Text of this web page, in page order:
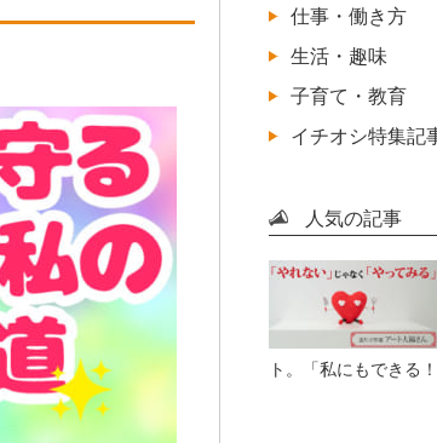
仕事・働き方
生活・趣味
子育て・教育
イチオシ特集記
人気の記事
ト。「私にもできる